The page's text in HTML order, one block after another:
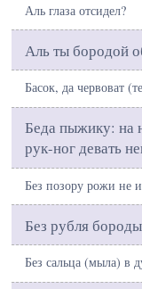
Аль глаза отсидел?
Аль ты бородой
Басок, да червоват
Беда пыжику: на
рук-ног девать
Без позору рожи не
Без рубля
Без сальца (мыла) в